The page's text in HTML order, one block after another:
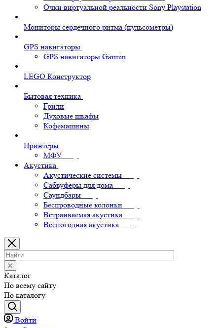
Очки виртуальной реальности Sony Playstation
Мониторы сердечного ритма (пульсометры)
GPS навигаторы
GPS навигаторы Garmin
LEGO Конструктор
Бытовая техника
Грили
Духовые шкафы
Кофемашины
Принтеры
МФУ
Акустика
Акустические системы
Сабвуферы для дома
Саундбары
Беспроводные колонки
Встраиваемая акустика
Всепогодная акустика
Каталог
По всему сайту
По каталогу
Войти